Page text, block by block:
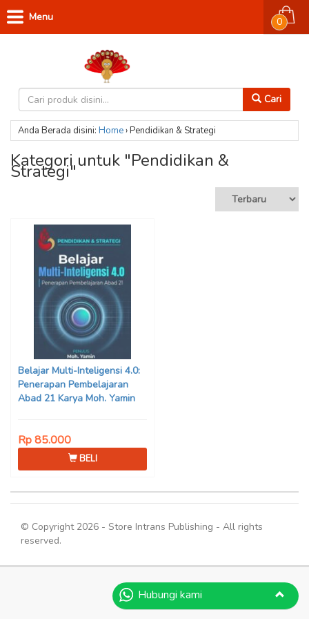
Cari
0
Menu
Anda Berada disini: Home›Pendidikan & Strategi
Kategori untuk "Pendidikan &
Strategi"
Belajar Multi-Inteligensi 4.0:
Penerapan Pembelajaran
Abad 21 Karya Moh. Yamin
Rp 85.000
BELI
© Copyright 2026 - Store Intrans Publishing - All rights
reserved.
Hubungi kami